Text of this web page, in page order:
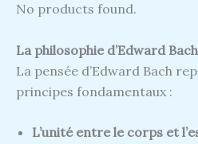
No products found.
La philosophie d’Edward Bach
La pensée d’Edward Bach
principes fondamentaux :
L’unité entre le corps et